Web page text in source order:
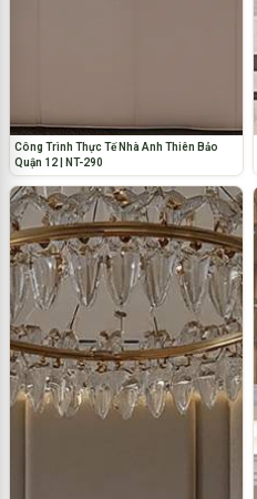
Công Trình Thực Tế Nhà Anh Thiên Bảo
Quận 12 | NT-290